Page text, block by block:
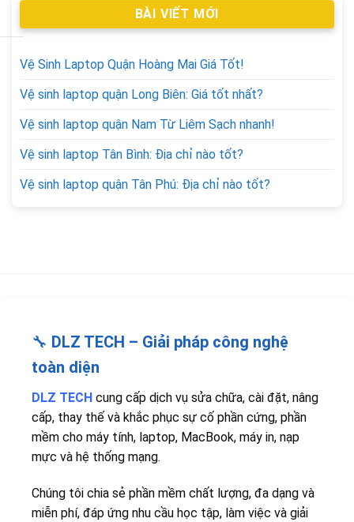
BÀI VIẾT MỚI
Vệ Sinh Laptop Quận Hoàng Mai Giá Tốt!
Vệ sinh laptop quận Long Biên: Giá tốt nhất?
Vệ sinh laptop quận Nam Từ Liêm Sạch nhanh!
Vệ sinh laptop Tân Bình: Địa chỉ nào tốt?
Vệ sinh laptop quận Tân Phú: Địa chỉ nào tốt?
🔧 DLZ TECH – Giải pháp công nghệ
toàn diện
DLZ TECH cung cấp dịch vụ sửa chữa, cài đặt, nâng
cấp, thay thế và khắc phục sự cố phần cứng, phần
mềm cho máy tính, laptop, MacBook, máy in, nạp
mực và hệ thống mạng.
Chúng tôi chia sẻ phần mềm chất lượng, đa dạng và
miễn phí, đáp ứng nhu cầu học tập, làm việc và giải